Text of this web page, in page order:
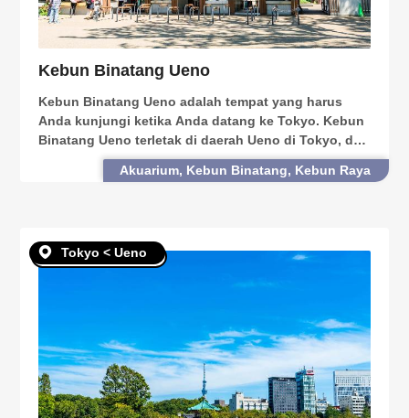
Kebun Binatang Ueno
Kebun Binatang Ueno adalah tempat yang harus
Anda kunjungi ketika Anda datang ke Tokyo. Kebun
Binatang Ueno terletak di daerah Ueno di Tokyo, dan
dikenal untuk penampilan panda-nya, yang sangat
langka bukan hanya di Jepang, tetapi juga di dunia.
Akuarium, Kebun Binatang, Kebun Raya
Tokyo < Ueno